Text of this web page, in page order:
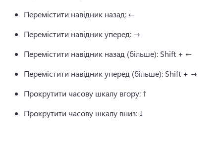
Перемістити навідник назад: ←
Перемістити навідник уперед: →
Перемістити навідник назад (більше): Shift + ←
Перемістити навідник уперед (більше): Shift + →
Прокрутити часову шкалу вгору: ↑
Прокрутити часову шкалу вниз: ↓